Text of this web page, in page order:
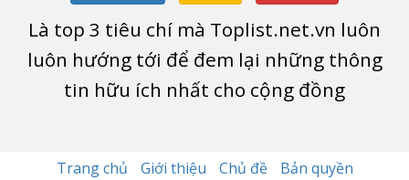
Là top 3 tiêu chí mà Toplist.net.vn luôn
luôn hướng tới để đem lại những thông
tin hữu ích nhất cho cộng đồng
Trang chủ Giới thiệu Chủ đề
Bản quyền